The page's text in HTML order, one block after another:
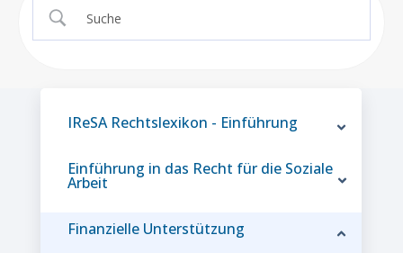
IReSA Rechtslexikon - Einführung
Einführung in das Recht für die Soziale
Arbeit
Finanzielle Unterstützung